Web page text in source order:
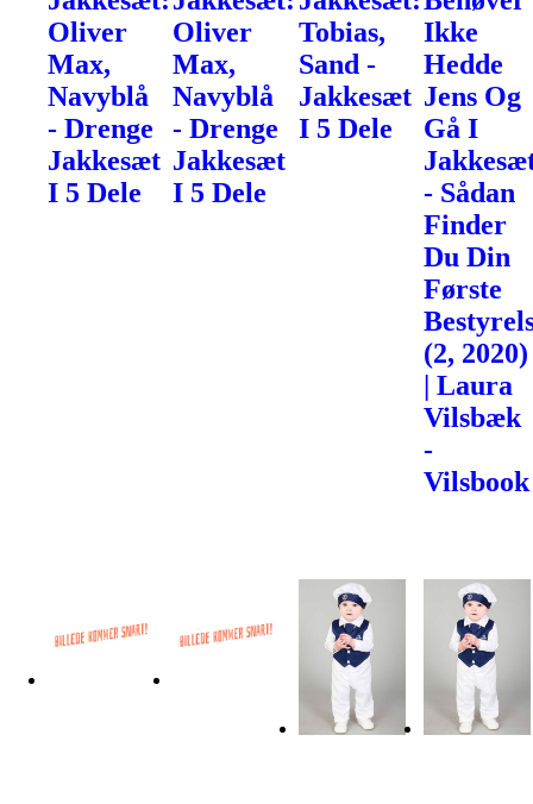
Oliver
Max,
Navyblå
- Drenge
Jakkesæt
I 5 Dele
Oliver
Max,
Navyblå
- Drenge
Jakkesæt
I 5 Dele
Tobias,
Sand -
Jakkesæt
I 5 Dele
Ikke
Hedde
Jens Og
Gå I
- Sådan
Finder
Du Din
Første
(2, 2020)
| Laura
Vilsbæk
-
Vilsbook